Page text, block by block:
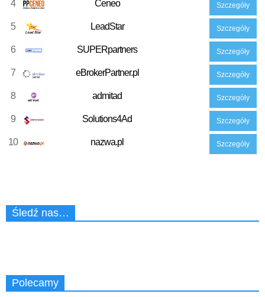
4 Ceneo Szczegóły
5 LeadStar Szczegóły
6 SUPERpartners Szczegóły
7 eBrokerPartner.pl Szczegóły
8 admitad Szczegóły
9 Solutions4Ad Szczegóły
10 nazwa.pl Szczegóły
Śledź nas…
Polecamy